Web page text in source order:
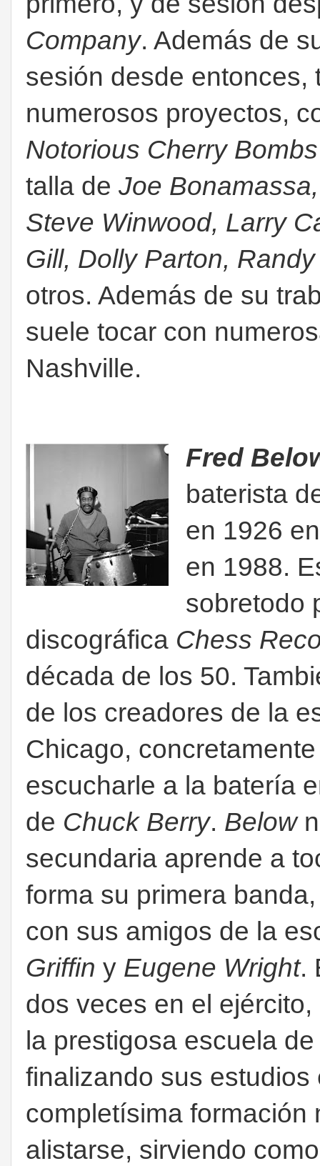
Company. Además de
sesión desde entonces,
numerosos proyectos,
Notorious Cherry Bombs
talla de Joe
Steve Winwood, Larry
Gill, Dolly Parton,
otros. Además de su
suele tocar con
Nashville.
Fred
baterista
en 1926
en 1988.
sobretodo
discográfica Chess
década de los 50.
de los creadores de la
Chicago,
escucharle a la batería
de Chuck Berry. Below
secundaria aprende a
forma su primera
con sus amigos de la
Griffin y Eugene Wright.
dos veces en el
la prestigosa escuela
finalizando sus
completísima formación
alistarse, sirviendo